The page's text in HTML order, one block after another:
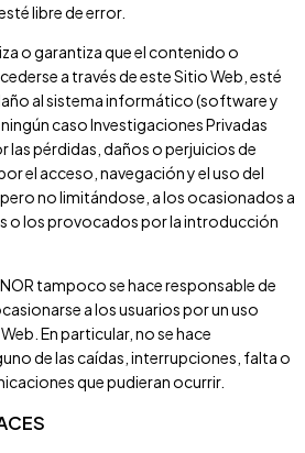
libre de error.
o garantiza que el contenido o
a través de este Sitio Web, esté
al sistema informático (software y
casoInvestigaciones Privadas
las pérdidas, daños o perjuicios de
el acceso, navegación y el uso del
no limitándose, a los ocasionados a
o los provocados por la introducción
tampoco se hace responsable de
a los usuarios por un uso
En particular, no se hace
de las caídas, interrupciones, falta o
que pudieran ocurrir.